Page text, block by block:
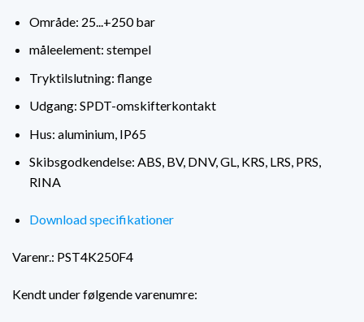
Område: 25...+250 bar
måleelement: stempel
Tryktilslutning: flange
Udgang: SPDT-omskifterkontakt
Hus: aluminium, IP65
Skibsgodkendelse: ABS, BV, DNV, GL, KRS, LRS, PRS,
RINA
Download specifikationer
Varenr.: PST4K250F4
Kendt under følgende varenumre: